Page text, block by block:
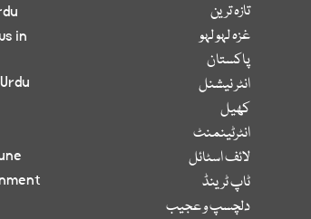
تازہ ترین
غزہ لہو لہو
پاکستان
انٹر نیشنل
کھیل
انٹرٹینمنٹ
لائف اسٹائل
ٹاپ ٹرینڈ
دلچسپ و عجیب
in